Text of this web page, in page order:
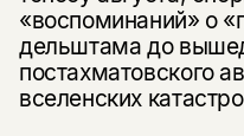
«воспоминаний» о
дельштама до
постахматовского
вселенских